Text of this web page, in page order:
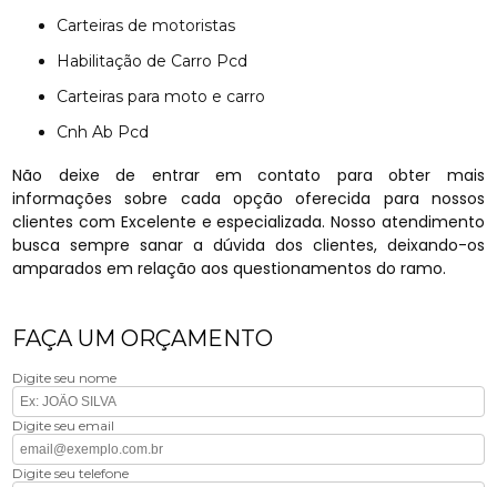
Carteiras de motoristas
Habilitação de Carro Pcd
Carteiras para moto e carro
Cnh Ab Pcd
Não deixe de entrar em contato para obter mais
informações sobre cada opção oferecida para nossos
clientes com Excelente e especializada. Nosso atendimento
busca sempre sanar a dúvida dos clientes, deixando-os
amparados em relação aos questionamentos do ramo.
FAÇA UM ORÇAMENTO
Digite seu nome
Digite seu email
Digite seu telefone